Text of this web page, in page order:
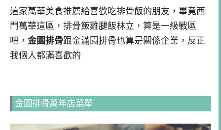
這家萬華美食推薦給喜歡吃排骨飯的朋友，畢竟西
門萬華這區，排骨飯雞腿飯林立，算是一級戰區
吧， 金園排骨跟金滿園排骨也算是關係企業，反正
我個人都滿喜歡的
金園排骨萬年店菜單